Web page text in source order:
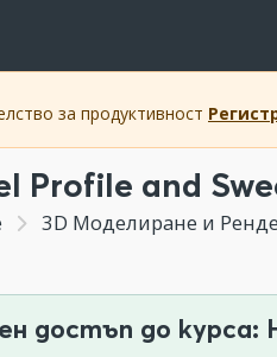
за продуктивност
Profile and
3D Моделиране и
достъп до курса: